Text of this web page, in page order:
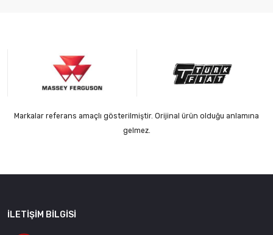
Markalar referans amaçlı gösterilmiştir. Orijinal ürün olduğu anlamına
gelmez.
İLETIŞIM BILGISI